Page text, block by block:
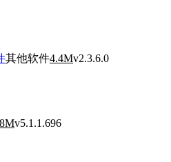
其他软件4.4Mv2.3.6.0
v5.1.1.696